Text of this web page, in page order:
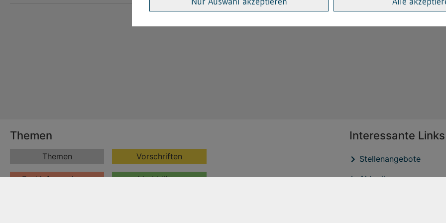
Themen
Themen Vorschriften
Fachinformationen Merkblätter
Interessante Links
Stellenangebote
Aktuelles